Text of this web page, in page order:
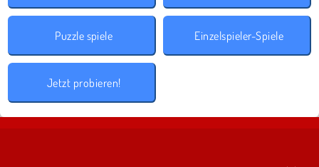
Puzzle spiele Einzelspieler-Spiele
Jetzt probieren!